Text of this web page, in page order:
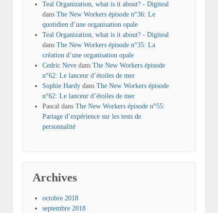
Teal Organization, what is it about? - Digiteal
dans The New Workers épisode n°36: Le
quotidien d’une organisation opale
Teal Organization, what is it about? - Digiteal
dans The New Workers épisode n°35: La
création d’une organisation opale
Cedric Neve dans The New Workers épisode
n°62: Le lanceur d’étoiles de mer
Sophie Hardy dans The New Workers épisode
n°62: Le lanceur d’étoiles de mer
Pascal dans The New Workers épisode n°55:
Partage d’expérience sur les tests de
personnalité
Archives
octobre 2018
septembre 2018